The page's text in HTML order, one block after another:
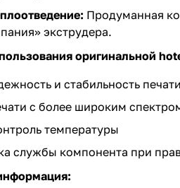
Продуманная
экструдера.
оригинальной
и стабильность печати
с более широким
температуры
службы компонента при